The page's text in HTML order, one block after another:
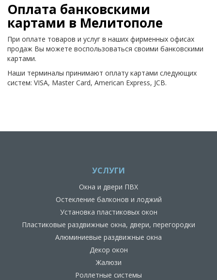
Оплата банковскими
картами в Мелитополе
При оплате товаров и услуг в наших фирменных офисах
продаж Вы можете воспользоваться своими банковскими
картами.
Наши терминалы принимают оплату картами следующих
систем: VISA, Master Card, American Express, JCB.
УСЛУГИ
Окна и двери ПВХ
Остекление балконов и лоджий
Установка пластиковых окон
Пластиковые раздвижные окна, двери, перегородки
Алюминиевые раздвижные окна
Декор окон
Жалюзи
Роллетные системы